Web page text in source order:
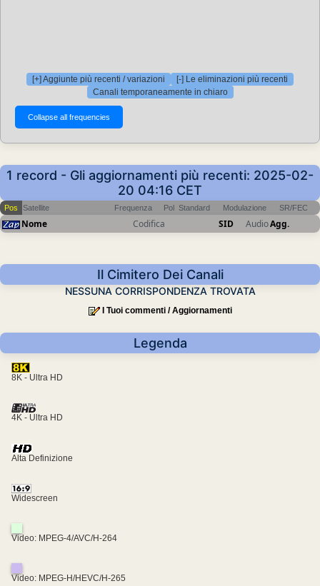
[+] Aggiunte più recenti / variazioni
[-] Le eliminazioni più recenti
Canali temporaneamente in chiaro
1 record - Gli aggiornamenti più recenti: 2025-02-
20 04:16 CET
Pos Satellite Frequenza Pol Standard Modulazione SR/FEC
Nome Codifica SID AudioAgg.
Il Cimitero Dei Canali
NESSUNA CORRISPONDENZA TROVATA
I Tuoi commenti / Aggiornamenti
Legenda
8K - Ultra HD
4K - Ultra HD
Alta Definizione
Widescreen
Video: MPEG-4/AVC/H-264
Video: MPEG-H/HEVC/H-265